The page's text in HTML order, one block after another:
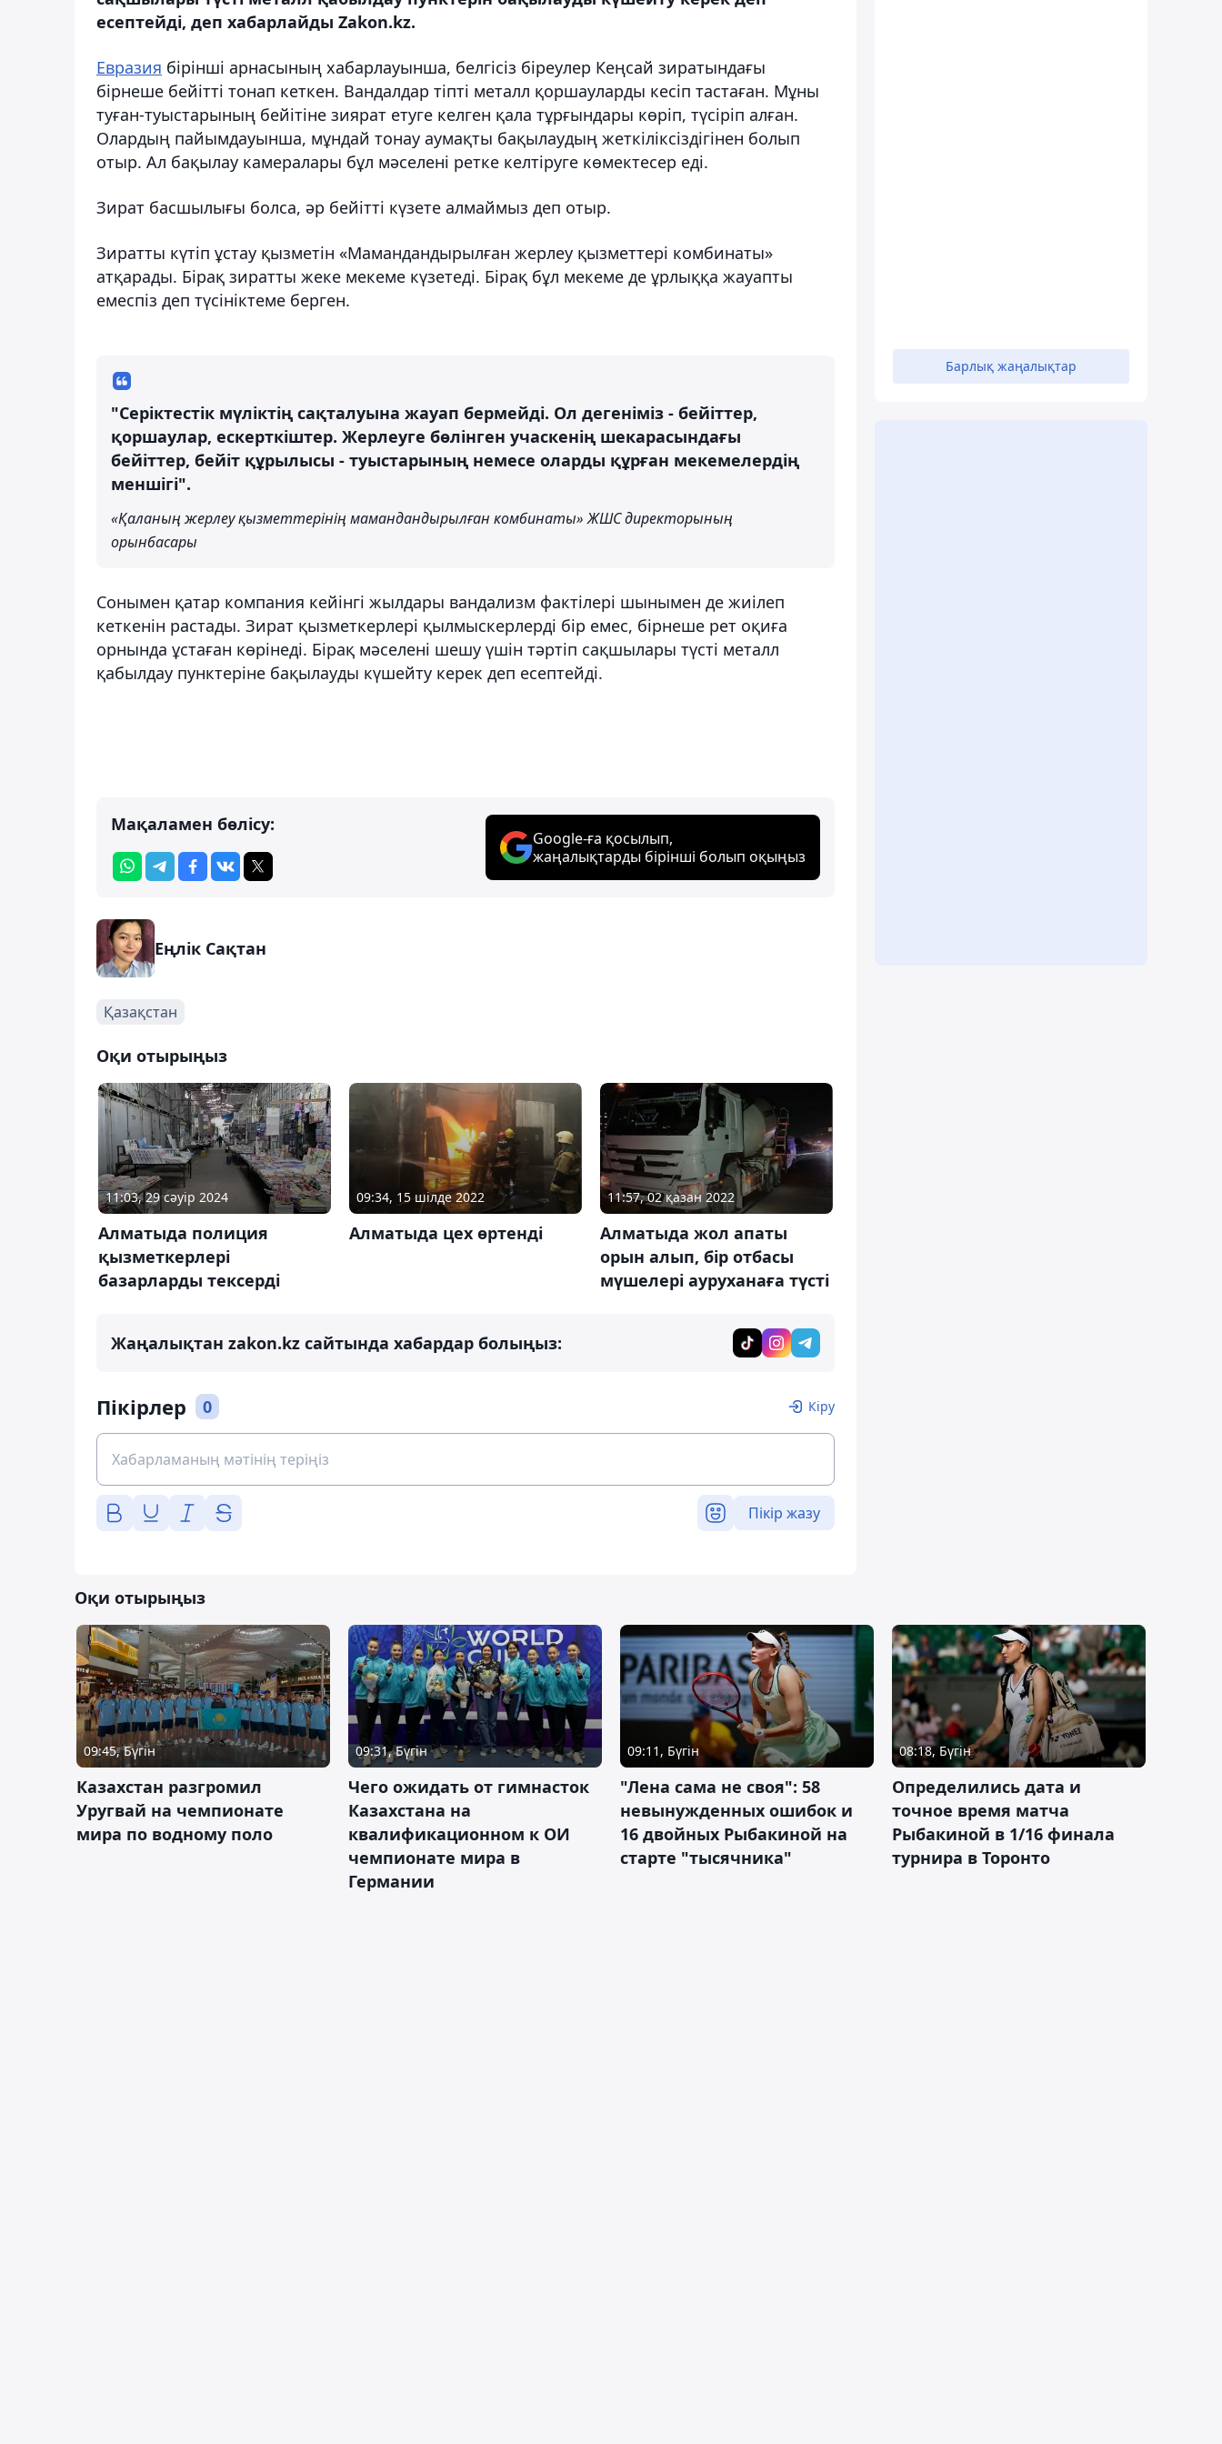
есептейді, деп хабарлайды Zakon.kz.
Евразия бірінші арнасының хабарлауынша, белгісіз біреулер Кеңсай зиратындағы
бірнеше бейітті тонап кеткен. Вандалдар тіпті металл қоршауларды кесіп тастаған. Мұны
туған-туыстарының бейітіне зиярат етуге келген қала тұрғындары көріп, түсіріп алған.
Олардың пайымдауынша, мұндай тонау аумақты бақылаудың жеткіліксіздігінен болып
отыр. Ал бақылау камералары бұл мәселені ретке келтіруге көмектесер еді.
Зират басшылығы болса, әр бейітті күзете алмаймыз деп отыр.
Зиратты күтіп ұстау қызметін «Мамандандырылған жерлеу қызметтері комбинаты»
атқарады. Бірақ зиратты жеке мекеме күзетеді. Бірақ бұл мекеме де ұрлыққа жауапты
емеспіз деп түсініктеме берген.
"Серіктестік мүліктің сақталуына жауап бермейді. Ол дегеніміз - бейіттер,
қоршаулар, ескерткіштер. Жерлеуге бөлінген учаскенің шекарасындағы
бейіттер, бейіт құрылысы - туыстарының немесе оларды құрған мекемелердің
меншігі".
«Қаланың жерлеу қызметтерінің мамандандырылған комбинаты» ЖШС директорының
орынбасары
Сонымен қатар компания кейінгі жылдары вандализм фактілері шынымен де жиілеп
кеткенін растады. Зират қызметкерлері қылмыскерлерді бір емес, бірнеше рет оқиға
орнында ұстаған көрінеді. Бірақ мәселені шешу үшін тәртіп сақшылары түсті металл
қабылдау пунктеріне бақылауды күшейту керек деп есептейді.
Мақаламен бөлісу:
Google-ға қосылып,
жаңалықтарды бірінші болып оқыңыз
Еңлік Сақтан
Қазақстан
Оқи отырыңыз
11:03, 29 сәуір 2024
Алматыда полиция
қызметкерлері
базарларды тексерді
09:34, 15 шілде 2022
Алматыда цех өртенді
11:57, 02 қазан 2022
Алматыда жол апаты
орын алып, бір отбасы
мүшелері ауруханаға түсті
Жаңалықтан zakon.kz сайтында хабардар болыңыз:
Пікірлер 0 Кіру
Пікір жазу
Барлық жаңалықтар
Оқи отырыңыз
09:45, Бүгін
Казахстан разгромил
Уругвай на чемпионате
мира по водному поло
09:31, Бүгін
Чего ожидать от гимнасток
Казахстана на
квалификационном к ОИ
чемпионате мира в
Германии
09:11, Бүгін
"Лена сама не своя": 58
невынужденных ошибок и
16 двойных Рыбакиной на
старте "тысячника"
08:18, Бүгін
Определились дата и
точное время матча
Рыбакиной в 1/16 финала
турнира в Торонто